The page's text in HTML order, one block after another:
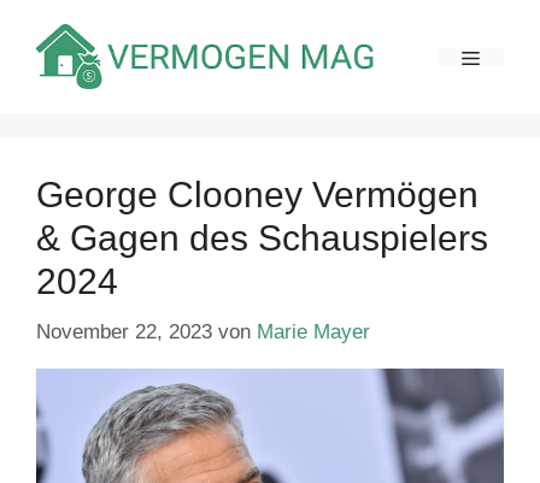
Inhalt
springen
George Clooney Vermögen
& Gagen des Schauspielers
2024
November 22, 2023 von Marie Mayer